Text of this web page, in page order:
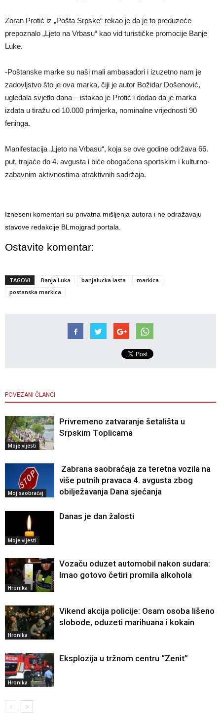
Zoran Protić iz „Pošta Srpske“ rekao je da je to preduzeće
prepoznalo „Ljeto na Vrbasu“ kao vid turističke promocije Banje
Luke.
-Poštanske marke su naši mali ambasadori i izuzetno nam je
zadovljstvo što je ova marka, čiji je autor Božidar Došenović,
ugledala svjetlo dana – istakao je Protić i dodao da je marka
izdata u tiražu od 10.000 primjerka, nominalne vrijednosti 90
feninga.
Manifestacija „Ljeto na Vrbasu“, koja se ove godine održava 66.
put, trajaće do 4. avgusta i biće obogaćena sportskim i kulturno-
zabavnim aktivnostima atraktivnih sadržaja.
Izneseni komentari su privatna mišljenja autora i ne odražavaju
stavove redakcije BLmojgrad portala.
Ostavite komentar:
TAGOVI Banja Luka banjalucka lasta
markica
postanska markica
POVEZANI ČLANCI
Moje vijesti
Privremeno zatvaranje šetališta u
Srpskim Toplicama
Moj saobraćaj
Zabrana saobraćaja za teretna vozila na
više putnih pravaca 4. avgusta zbog
obilježavanja Dana sjećanja
Moje vijesti
Danas je dan žalosti
Hronika
Vozaču oduzet automobil nakon sudara:
Imao gotovo četiri promila alkohola
Hronika
Vikend akcija policije: Osam osoba lišeno
slobode, oduzeti marihuana i kokain
Hronika
Eksplozija u tržnom centru “Zenit”